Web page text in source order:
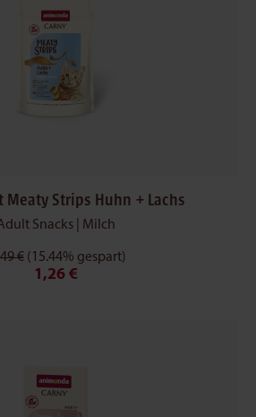
Meaty Strips Huhn + Lachs
Snacks | Milch
€ (15.44% gespart)
1,26 €